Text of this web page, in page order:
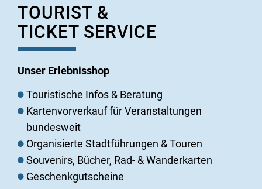
TOURIST &
TICKET SERVICE
Unser Erlebnisshop
Touristische Infos & Beratung
Kartenvorverkauf für Veranstaltungen
bundesweit
Organisierte Stadtführungen & Touren
Souvenirs, Bücher, Rad- & Wanderkarten
Geschenkgutscheine